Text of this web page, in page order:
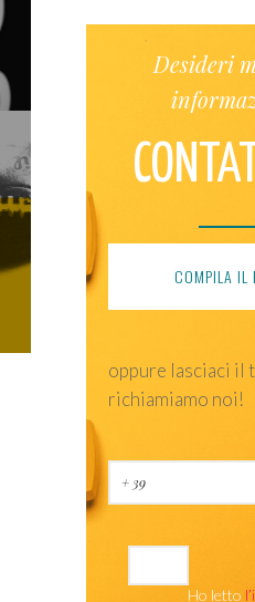
Desideri
COMPILA IL
oppure lasciaci il
richiamiamo noi!
Ho letto